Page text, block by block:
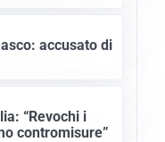
accusato di
“Revochi i
contromisure”